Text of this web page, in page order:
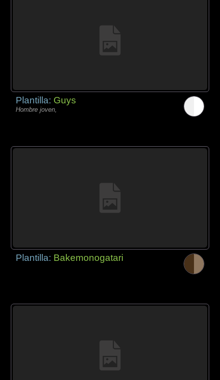
Plantilla: Guys
Hombre joven,
Plantilla: Bakemonogatari